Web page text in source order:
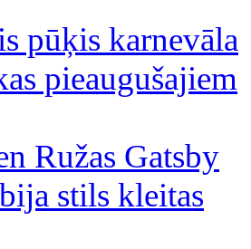
pūķis karnevāla
pieaugušajiem
Ružas Gatsby
stils kleitas